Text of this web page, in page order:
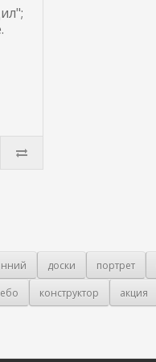
доски портрет
конструктор акция